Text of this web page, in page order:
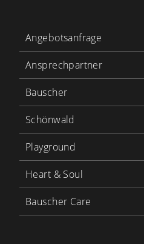
Angebotsanfrage
Ansprechpartner
Bauscher
Schönwald
Playground
Heart & Soul
Bauscher Care